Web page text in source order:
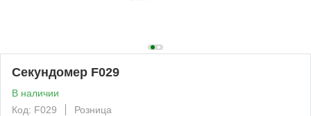
Секундомер F029
В наличии
Код: F029
Розница